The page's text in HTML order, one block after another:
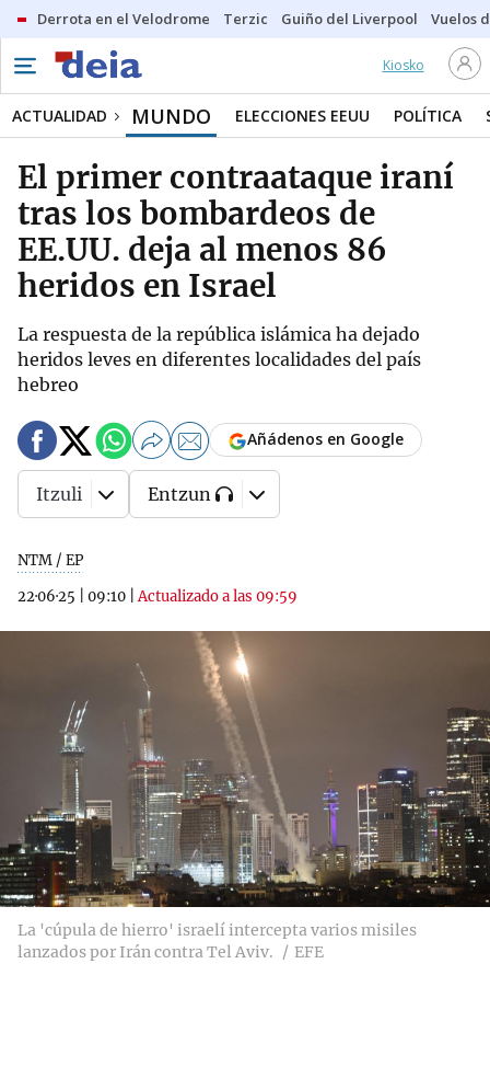
Derrota en el Velodrome Terzic Guiño del Liverpool Vuelos
Kiosko
ACTUALIDAD MUNDO ELECCIONES EEUU POLÍTICA
El primer contraataque iraní
tras los bombardeos de
EE.UU. deja al menos 86
heridos en Israel
La respuesta de la república islámica ha dejado
heridos leves en diferentes localidades del país
hebreo
NTM / EP
22·06·25
09:10 |Actualizado a las 09:59
Añádenos en Google
Itzuli Entzun
La 'cúpula de hierro' israelí intercepta varios misiles
lanzados por Irán contra Tel Aviv.
EFE